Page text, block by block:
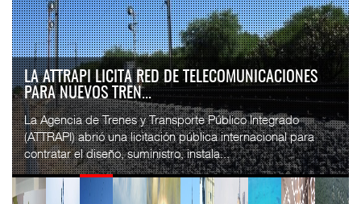
LA ATTRAPI LICITA RED DE TELECOMUNICACIONES
PARA NUEVOS TREN...
La Agencia de Trenes y Transporte Público Integrado
(ATTRAPI) abrió una licitación pública internacional para
contratar el diseño, suministro, instala...